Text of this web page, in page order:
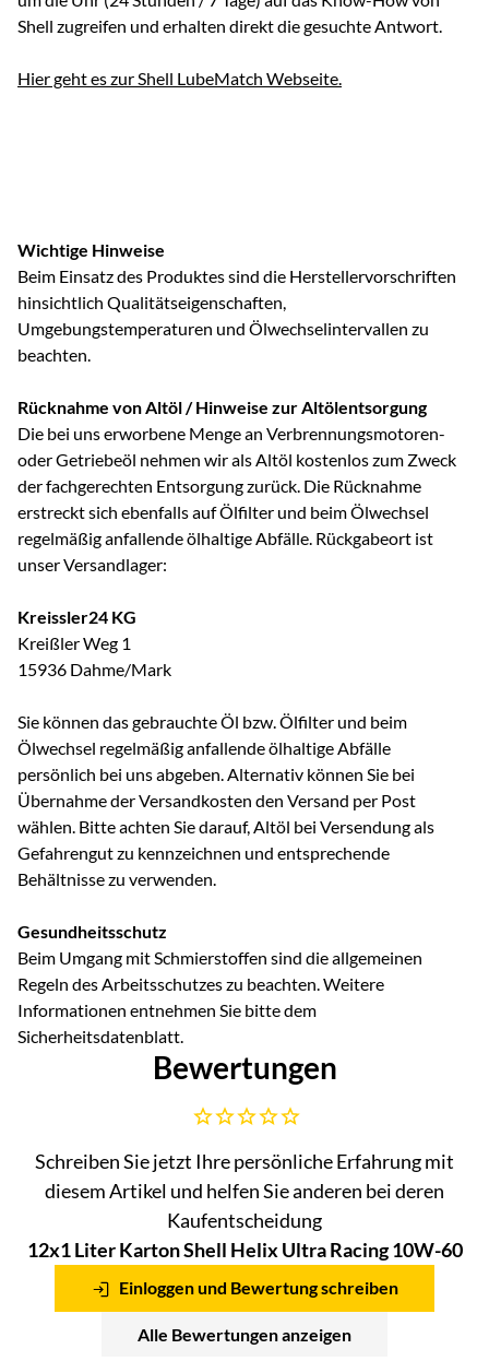
Shell zugreifen und erhalten direkt die gesuchte Antwort.
Hier geht es zur Shell LubeMatch Webseite.
Wichtige Hinweise
Beim Einsatz des Produktes sind die Herstellervorschriften
hinsichtlich Qualitätseigenschaften,
Umgebungstemperaturen und Ölwechselintervallen zu
beachten.
Rücknahme von Altöl / Hinweise zur Altölentsorgung
Die bei uns erworbene Menge an Verbrennungsmotoren-
oder Getriebeöl nehmen wir als Altöl kostenlos zum Zweck
der fachgerechten Entsorgung zurück. Die Rücknahme
erstreckt sich ebenfalls auf Ölfilter und beim Ölwechsel
regelmäßig anfallende ölhaltige Abfälle. Rückgabeort ist
unser Versandlager:
Kreissler24 KG
Kreißler Weg 1
15936 Dahme/Mark
Sie können das gebrauchte Öl bzw. Ölfilter und beim
Ölwechsel regelmäßig anfallende ölhaltige Abfälle
persönlich bei uns abgeben. Alternativ können Sie bei
Übernahme der Versandkosten den Versand per Post
wählen. Bitte achten Sie darauf, Altöl bei Versendung als
Gefahrengut zu kennzeichnen und entsprechende
Behältnisse zu verwenden.
Gesundheitsschutz
Beim Umgang mit Schmierstoffen sind die allgemeinen
Regeln des Arbeitsschutzes zu beachten. Weitere
Informationen entnehmen Sie bitte dem
Sicherheitsdatenblatt.
Bewertungen
Noch keine Bewertungen abgegeben
Schreiben Sie jetzt Ihre persönliche Erfahrung mit
diesem Artikel und helfen Sie anderen bei deren
Kaufentscheidung
12x1 Liter Karton Shell Helix Ultra Racing 10W-60
Einloggen und Bewertung schreiben
Alle Bewertungen anzeigen